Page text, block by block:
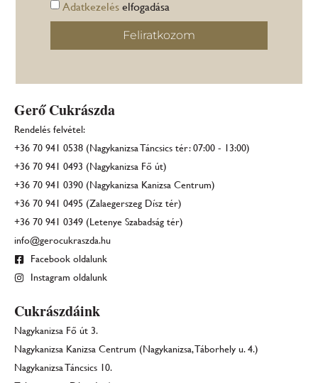
Adatkezeléselfogadása
Feliratkozom
Gerő Cukrászda
Rendelés felvétel:
+36 70 941 0538 (Nagykanizsa Táncsics tér: 07:00 - 13:00)
+36 70 941 0493 (Nagykanizsa Fő út)
+36 70 941 0390 (Nagykanizsa Kanizsa Centrum)
+36 70 941 0495 (Zalaegerszeg Dísz tér)
+36 70 941 0349 (Letenye Szabadság tér)
info@gerocukraszda.hu
Facebook oldalunk
Instagram oldalunk
Cukrászdáink
Nagykanizsa Fő út 3.
Nagykanizsa Kanizsa Centrum (Nagykanizsa, Táborhely u. 4.)
Nagykanizsa Táncsics 10.